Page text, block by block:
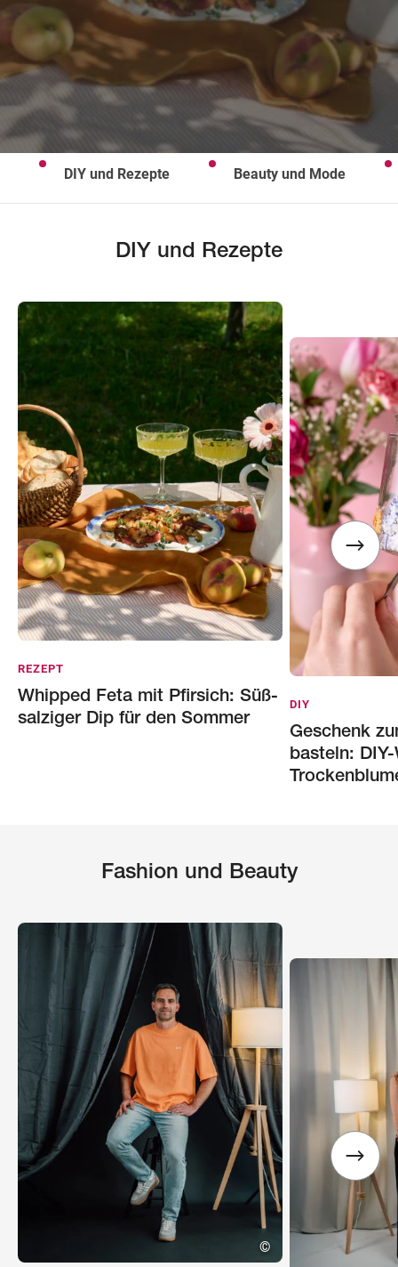
Wegbeschreibung
DIY und Rezepte Beauty und Mode
DIY und Rezepte
REZEPT
Whipped Feta mit Pfirsich: Süß-
salziger Dip für den Sommer
DIY
Geschenk
basteln:
Fashion und Beauty
©